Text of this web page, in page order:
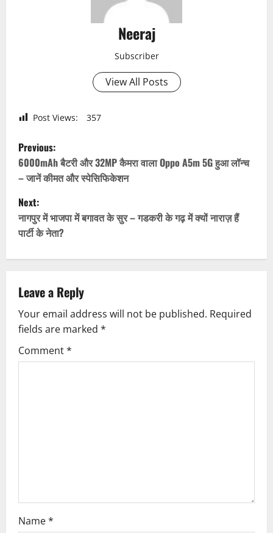
Neeraj
Subscriber
View All Posts
Post Views: 357
P
o
s
t
n
v
i
g
Previous:
6000mAh बैटरी और 32MP कैमरा वाला Oppo A5m 5G हुआ लॉन्च
– जानें कीमत और स्पेसिफिकेशन
Next:
नागपुर में भाजपा में बगावत के सुर – गडकरी के गढ़ में क्यों नाराज़ हैं
पार्टी के नेता?
Leave a Reply
Your email address will not be published. Required
fields are marked *
Comment*
Name*